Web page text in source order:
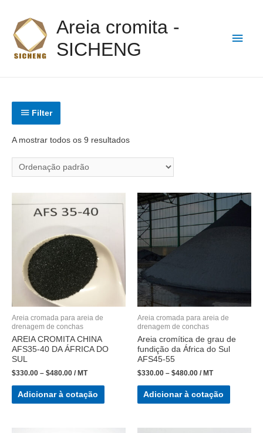
Areia cromita -
SICHENG
Filter
A mostrar todos os 9 resultados
Areia cromada para areia de
drenagem de conchas
AREIA CROMITA CHINA
AFS35-40 DA ÁFRICA DO
SUL
$330.00 – $480.00 / MT
Adicionar à cotação
Areia cromada para areia de
drenagem de conchas
Areia cromítica de grau de
fundição da África do Sul
AFS45-55
$330.00 – $480.00 / MT
Adicionar à cotação